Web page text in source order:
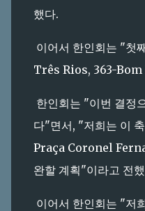
했다.
이어서 한인회는 "첫
Três Rios, 363-Bom
한인회는 "이번 결정
다"면서, "저희는 이
Praça Coronel
완할 계획"이라고 전
이어서 한인회는 "저